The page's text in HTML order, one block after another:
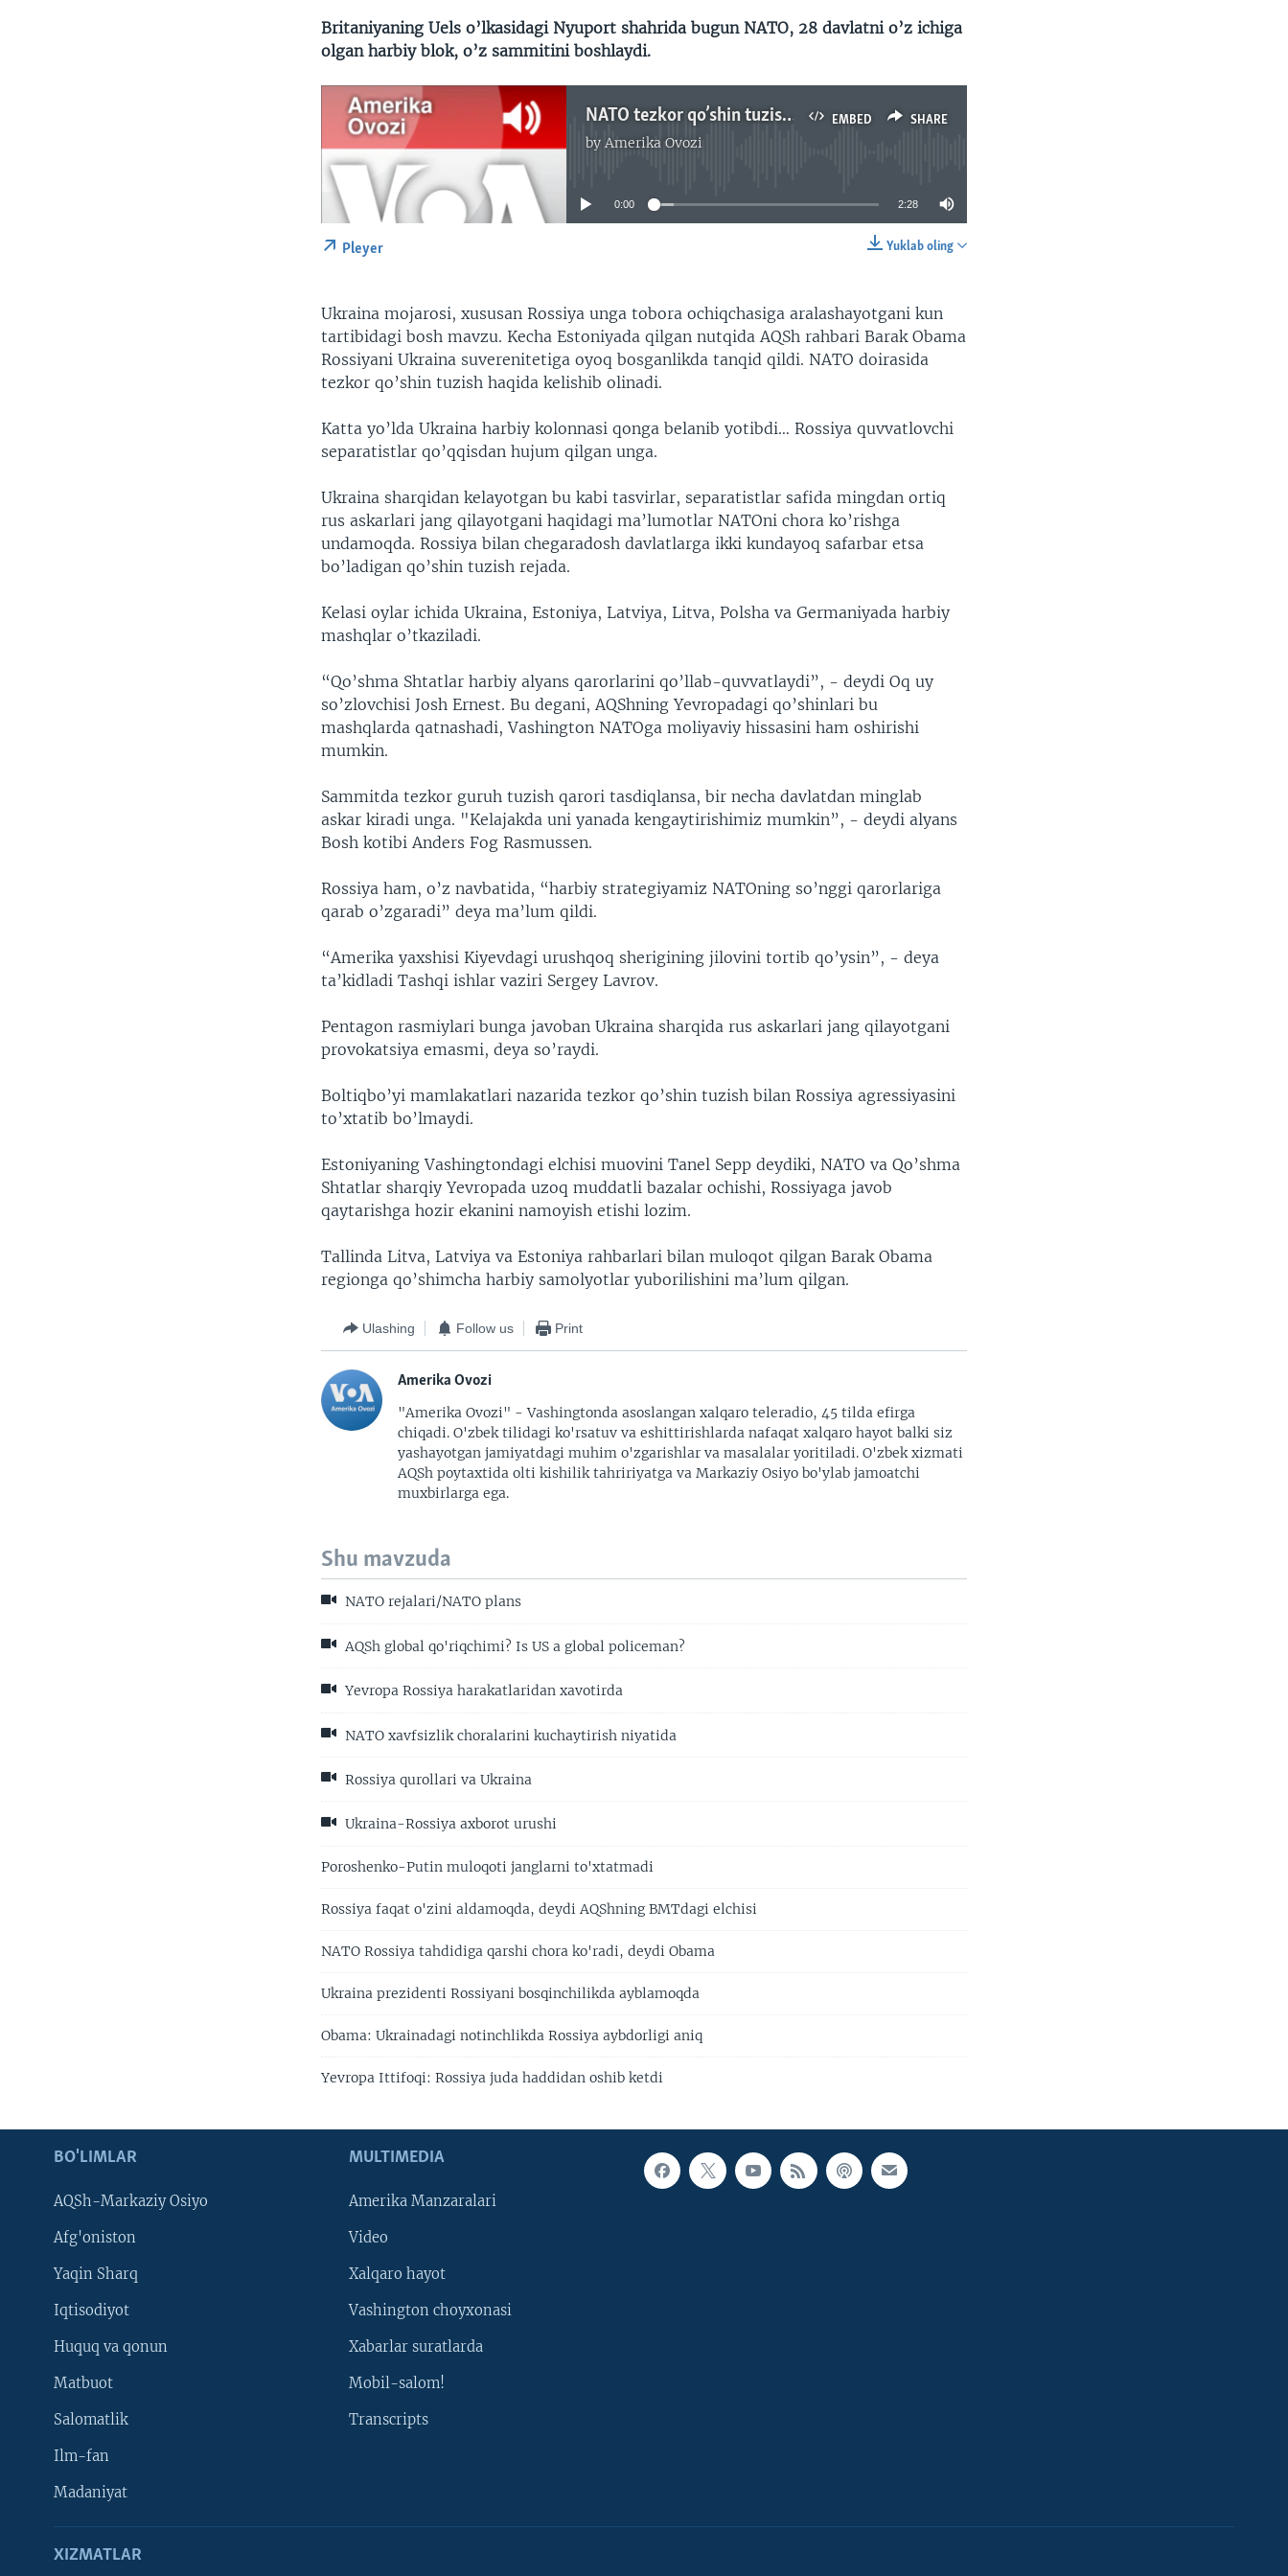
Britaniyaning Uels o’lkasidagi Nyuport shahrida bugun NATO, 28 davlatni o’z ichiga
olgan harbiy blok, o’z sammitini boshlaydi.
EMBED SHARE
NATO tezkor qo’shin tuzish taklifini ko’rib chiqadi/Shohruh Hamro
byAmerika Ovozi
No media source currently available
0:00 2:28
Yuklab oling
Pleyer
Ukraina mojarosi, xususan Rossiya unga tobora ochiqchasiga aralashayotgani kun
tartibidagi bosh mavzu. Kecha Estoniyada qilgan nutqida AQSh rahbari Barak Obama
Rossiyani Ukraina suverenitetiga oyoq bosganlikda tanqid qildi. NATO doirasida
tezkor qo’shin tuzish haqida kelishib olinadi.
Katta yo’lda Ukraina harbiy kolonnasi qonga belanib yotibdi… Rossiya quvvatlovchi
separatistlar qo’qqisdan hujum qilgan unga.
Ukraina sharqidan kelayotgan bu kabi tasvirlar, separatistlar safida mingdan ortiq
rus askarlari jang qilayotgani haqidagi ma’lumotlar NATOni chora ko’rishga
undamoqda. Rossiya bilan chegaradosh davlatlarga ikki kundayoq safarbar etsa
bo’ladigan qo’shin tuzish rejada.
Kelasi oylar ichida Ukraina, Estoniya, Latviya, Litva, Polsha va Germaniyada harbiy
mashqlar o’tkaziladi.
“Qo’shma Shtatlar harbiy alyans qarorlarini qo’llab-quvvatlaydi”, - deydi Oq uy
so’zlovchisi Josh Ernest. Bu degani, AQShning Yevropadagi qo’shinlari bu
mashqlarda qatnashadi, Vashington NATOga moliyaviy hissasini ham oshirishi
mumkin.
Sammitda tezkor guruh tuzish qarori tasdiqlansa, bir necha davlatdan minglab
askar kiradi unga. "Kelajakda uni yanada kengaytirishimiz mumkin”, - deydi alyans
Bosh kotibi Anders Fog Rasmussen.
Rossiya ham, o’z navbatida, “harbiy strategiyamiz NATOning so’nggi qarorlariga
qarab o’zgaradi” deya ma’lum qildi.
“Amerika yaxshisi Kiyevdagi urushqoq sherigining jilovini tortib qo’ysin”, - deya
ta’kidladi Tashqi ishlar vaziri Sergey Lavrov.
Pentagon rasmiylari bunga javoban Ukraina sharqida rus askarlari jang qilayotgani
provokatsiya emasmi, deya so’raydi.
Boltiqbo’yi mamlakatlari nazarida tezkor qo’shin tuzish bilan Rossiya agressiyasini
to’xtatib bo’lmaydi.
Estoniyaning Vashingtondagi elchisi muovini Tanel Sepp deydiki, NATO va Qo’shma
Shtatlar sharqiy Yevropada uzoq muddatli bazalar ochishi, Rossiyaga javob
qaytarishga hozir ekanini namoyish etishi lozim.
Tallinda Litva, Latviya va Estoniya rahbarlari bilan muloqot qilgan Barak Obama
regionga qo’shimcha harbiy samolyotlar yuborilishini ma’lum qilgan.
Ulashing Follow us Print
Amerika Ovozi
"Amerika Ovozi" - Vashingtonda asoslangan xalqaro teleradio, 45 tilda efirga
chiqadi. O'zbek tilidagi ko'rsatuv va eshittirishlarda nafaqat xalqaro hayot balki siz
yashayotgan jamiyatdagi muhim o'zgarishlar va masalalar yoritiladi. O'zbek xizmati
AQSh poytaxtida olti kishilik tahririyatga va Markaziy Osiyo bo'ylab jamoatchi
muxbirlarga ega.
Shu mavzuda
NATO rejalari/NATO plans
AQSh global qo'riqchimi? Is US a global policeman?
Yevropa Rossiya harakatlaridan xavotirda
NATO xavfsizlik choralarini kuchaytirish niyatida
Rossiya qurollari va Ukraina
Ukraina-Rossiya axborot urushi
Poroshenko-Putin muloqoti janglarni to'xtatmadi
Rossiya faqat o'zini aldamoqda, deydi AQShning BMTdagi elchisi
NATO Rossiya tahdidiga qarshi chora ko'radi, deydi Obama
Ukraina prezidenti Rossiyani bosqinchilikda ayblamoqda
Obama: Ukrainadagi notinchlikda Rossiya aybdorligi aniq
Yevropa Ittifoqi: Rossiya juda haddidan oshib ketdi
BO'LIMLAR
AQSh-Markaziy Osiyo
Afg'oniston
Yaqin Sharq
Iqtisodiyot
Huquq va qonun
Matbuot
Salomatlik
Ilm-fan
Madaniyat
MULTIMEDIA
Amerika Manzaralari
Video
Xalqaro hayot
Vashington choyxonasi
Xabarlar suratlarda
Mobil-salom!
Transcripts
XIZMATLAR